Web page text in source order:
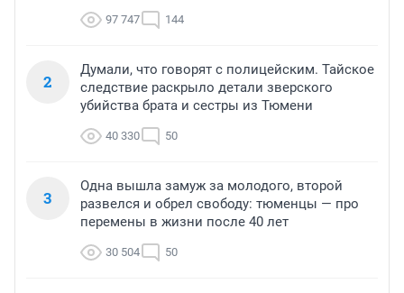
97 747 144
2
Думали, что говорят с полицейским. Тайское
следствие раскрыло детали зверского
убийства брата и сестры из Тюмени
40 330 50
3
Одна вышла замуж за молодого, второй
развелся и обрел свободу: тюменцы — про
перемены в жизни после 40 лет
30 504 50